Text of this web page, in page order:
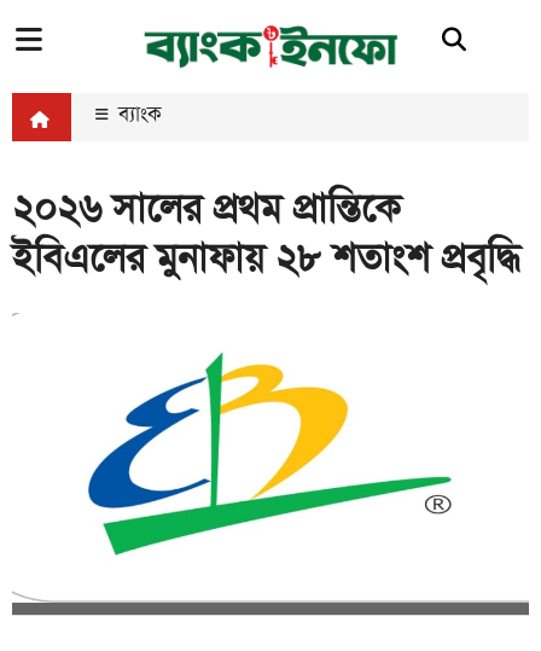
ব্যাংক
২০২৬ সালের প্রথম প্রান্তিকে
ইবিএলের মুনাফায় ২৮ শতাংশ প্রবৃদ্ধি